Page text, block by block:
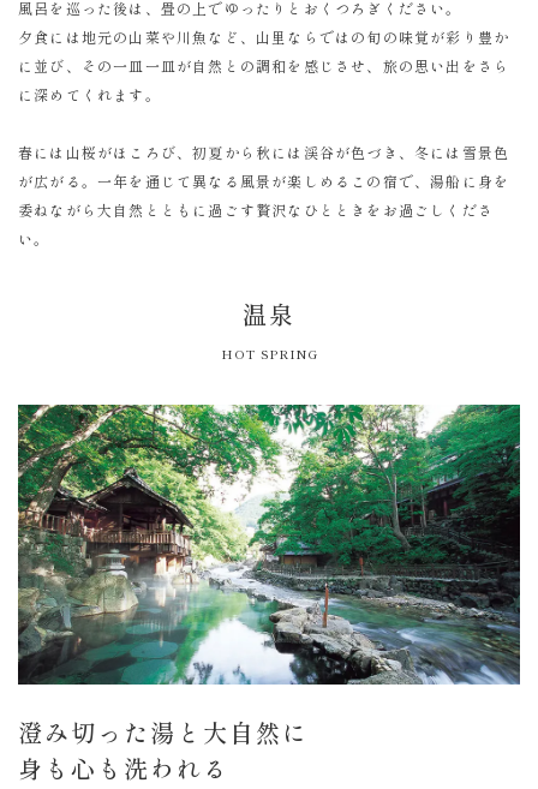
風呂を巡った後は、畳の上でゆったりとおくつろぎください。
夕食には地元の山菜や川魚など、山里ならではの旬の味覚が彩り豊か
に並び、その一皿一皿が自然との調和を感じさせ、旅の思い出をさら
に深めてくれます。
春には山桜がほころび、初夏から秋には渓谷が色づき、冬には雪景色
が広がる。一年を通じて異なる風景が楽しめるこの宿で、湯船に身を
委ねながら大自然とともに過ごす贅沢なひとときをお過ごしくださ
い。
温泉
HOT SPRING
澄み切った湯と大自然に
身も心も洗われる